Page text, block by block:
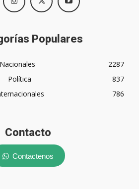
Populares
Nacionales
2287
Política
837
786
Contacto
Contactenos